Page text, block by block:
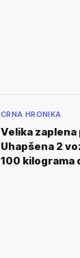
CRNA HRONIKA
Velika zaplena
Uhapšena 2
100 kilograma